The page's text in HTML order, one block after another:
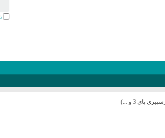
پای 3 و ...)